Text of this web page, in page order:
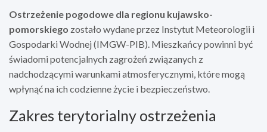
Ostrzeżenie pogodowe dla regionu kujawsko-
pomorskiego zostało wydane przez Instytut Meteorologii i
Gospodarki Wodnej (IMGW-PIB). Mieszkańcy powinni być
świadomi potencjalnych zagrożeń związanych z
nadchodzącymi warunkami atmosferycznymi, które mogą
wpłynąć na ich codzienne życie i bezpieczeństwo.
Zakres terytorialny ostrzeżenia